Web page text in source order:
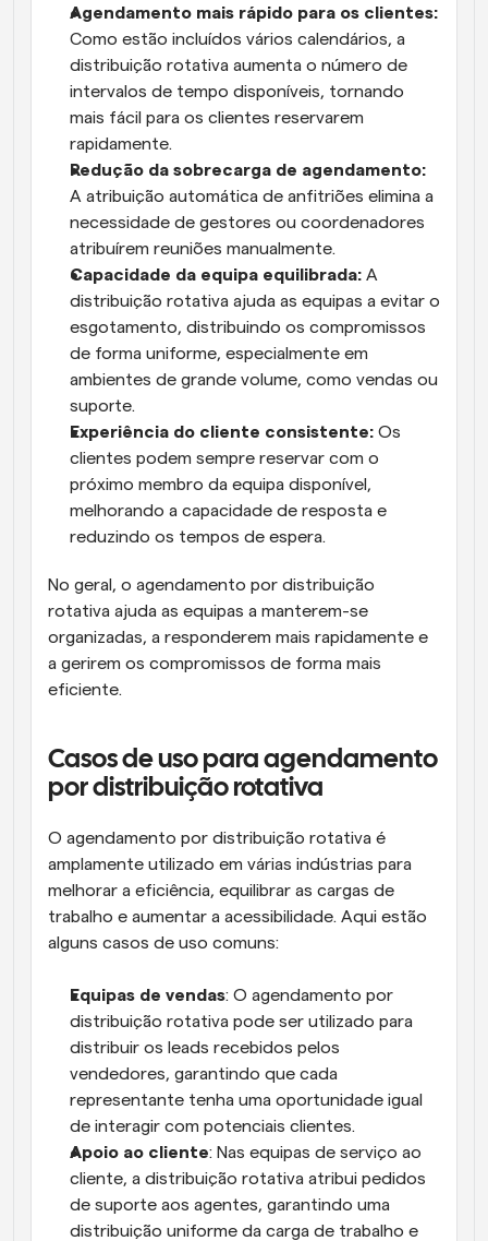
Agendamento mais rápido para os clientes:
Como estão incluídos vários calendários, a
distribuição rotativa aumenta o número de
intervalos de tempo disponíveis, tornando
mais fácil para os clientes reservarem
rapidamente.
Redução da sobrecarga de agendamento:
A atribuição automática de anfitriões elimina a
necessidade de gestores ou coordenadores
atribuírem reuniões manualmente.
Capacidade da equipa equilibrada: A
distribuição rotativa ajuda as equipas a evitar o
esgotamento, distribuindo os compromissos
de forma uniforme, especialmente em
ambientes de grande volume, como vendas ou
suporte.
Experiência do cliente consistente: Os
clientes podem sempre reservar com o
próximo membro da equipa disponível,
melhorando a capacidade de resposta e
reduzindo os tempos de espera.
No geral, o agendamento por distribuição
rotativa ajuda as equipas a manterem-se
organizadas, a responderem mais rapidamente e
a gerirem os compromissos de forma mais
eficiente.
Casos de uso para agendamento
por distribuição rotativa
O agendamento por distribuição rotativa é
amplamente utilizado em várias indústrias para
melhorar a eficiência, equilibrar as cargas de
trabalho e aumentar a acessibilidade. Aqui estão
alguns casos de uso comuns:
Equipas de vendas: O agendamento por
distribuição rotativa pode ser utilizado para
distribuir os leads recebidos pelos
vendedores, garantindo que cada
representante tenha uma oportunidade igual
de interagir com potenciais clientes.
Apoio ao cliente: Nas equipas de serviço ao
cliente, a distribuição rotativa atribui pedidos
de suporte aos agentes, garantindo uma
distribuição uniforme da carga de trabalho e